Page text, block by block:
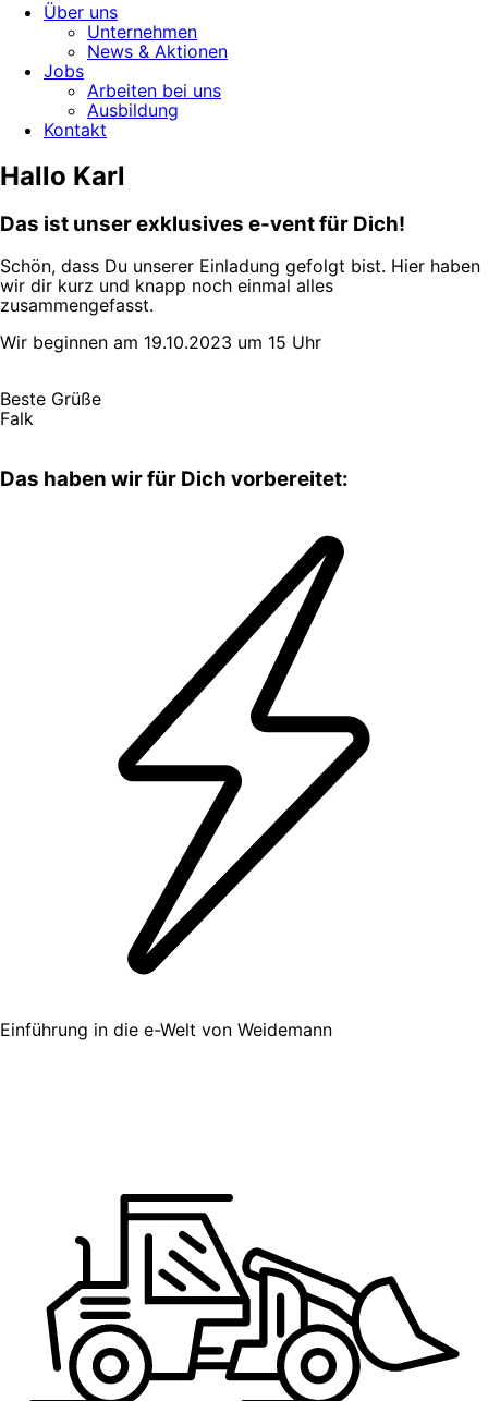
Über uns
Unternehmen
News & Aktionen
Jobs
Arbeiten bei uns
Ausbildung
Kontakt
Hallo Karl
Das ist unser exklusives e-vent für Dich!
Schön, dass Du unserer Einladung gefolgt bist. Hier haben
wir dir kurz und knapp noch einmal alles
zusammengefasst.
Wir beginnen am 19.10.2023 um 15 Uhr
Beste Grüße
Falk
Das haben wir für Dich vorbereitet:
Einführung in die e-Welt von Weidemann​